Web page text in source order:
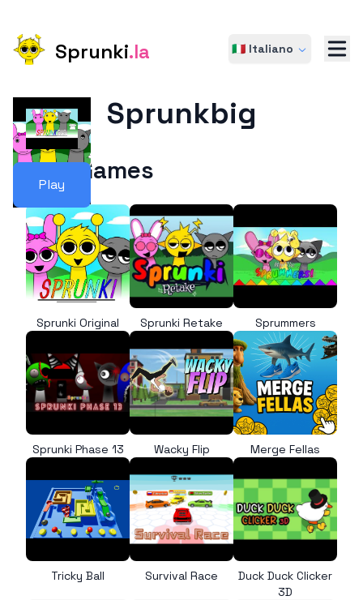
Sprunki.la 🇮🇹 Italiano
Play
Sprunkbig
More Games
Sprunki Original Sprunki Retake Sprummers
Sprunki Phase 13 Wacky Flip Merge Fellas
Tricky Ball Survival Race
Duck Duck Clicker
3D